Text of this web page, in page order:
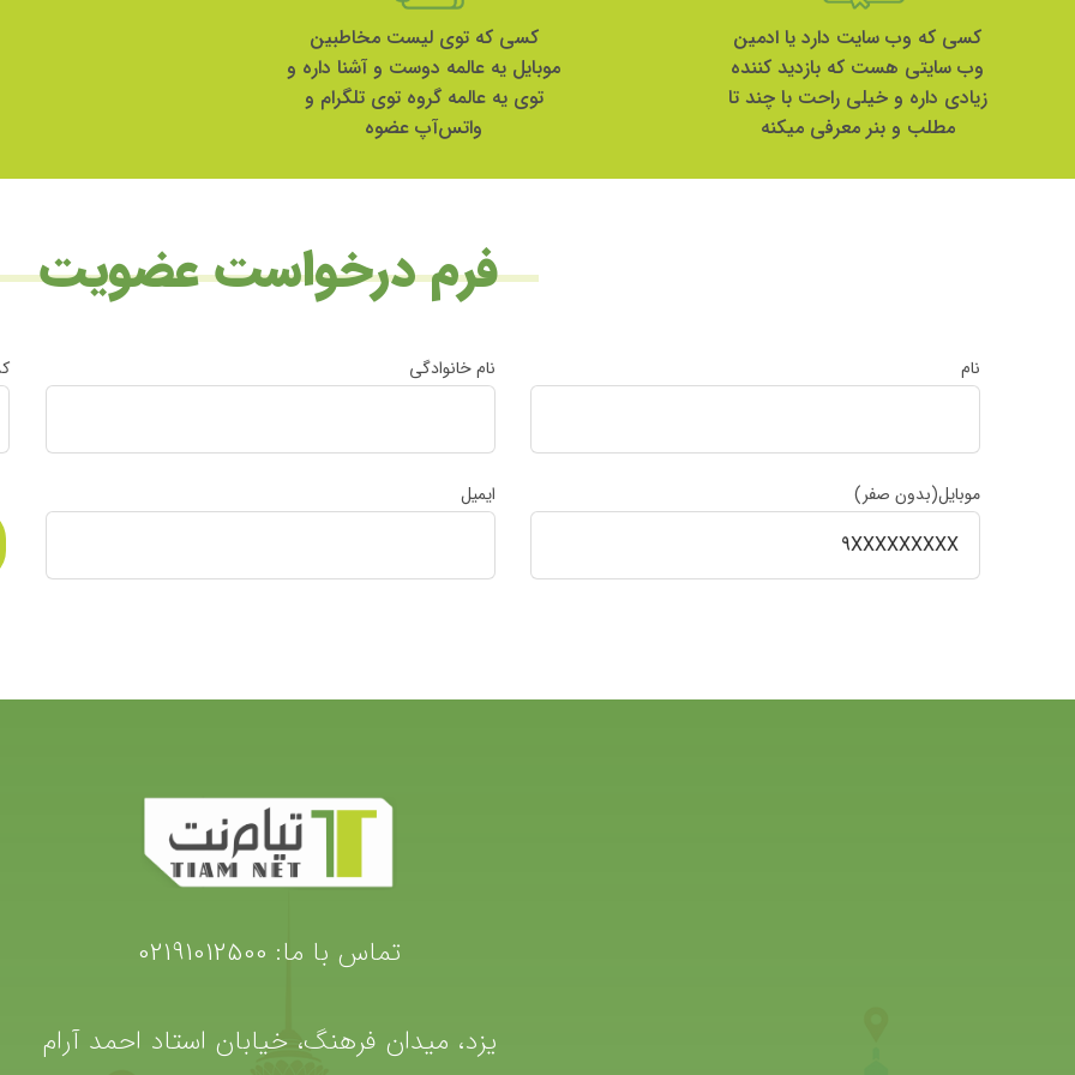
کسی که وب سایت دارد یا ادمین
وب سایتی هست که بازدید کننده
زیادی داره و خیلی راحت با چند تا
مطلب و بنر معرفی میکنه
کسی که توی لیست مخاطبین
موبایل یه عالمه دوست و آشنا داره و
توی یه عالمه گروه توی تلگرام و
واتس‌آپ عضوه
فرم درخواست عضویت
نام نام خانوادگی
موبایل(بدون صفر) ایمیل
تماس با ما: 02191012500
یزد، میدان فرهنگ، خیابان استاد احمد آرام